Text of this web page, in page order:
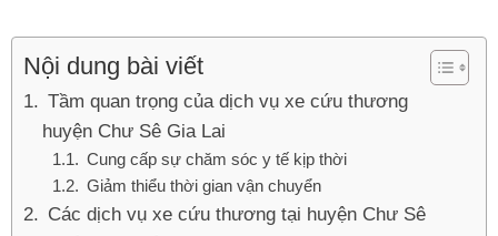
Nội dung bài viết
Tầm quan trọng của dịch vụ xe cứu thương
huyện Chư Sê Gia Lai
Cung cấp sự chăm sóc y tế kịp thời
Giảm thiểu thời gian vận chuyển
Các dịch vụ xe cứu thương tại huyện Chư Sê